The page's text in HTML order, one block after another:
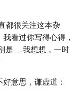
都很关注这本杂
看过你写得心得，
是……我想想，一时
意思，谦虚道：